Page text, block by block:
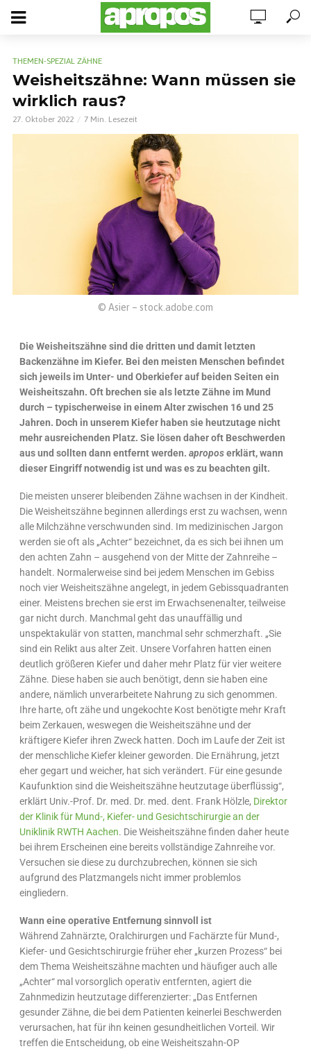
THEMEN-SPEZIAL ZÄHNE
Weisheitszähne: Wann müssen sie
wirklich raus?
27. Oktober 2022 7 Min. Lesezeit
© Asier – stock.adobe.com
Die Weisheitszähne sind die dritten und damit letzten
Backenzähne im Kiefer. Bei den meisten Menschen befindet
sich jeweils im Unter- und Oberkiefer auf beiden Seiten ein
Weisheitszahn. Oft brechen sie als letzte Zähne im Mund
durch – typischerweise in einem Alter zwischen 16 und 25
Jahren. Doch in unserem Kiefer haben sie heutzutage nicht
mehr ausreichenden Platz. Sie lösen daher oft Beschwerden
aus und sollten dann entfernt werden. aproposerklärt, wann
dieser Eingriff notwendig ist und was es zu beachten gilt.
Die meisten unserer bleibenden Zähne wachsen in der Kindheit.
Die Weisheitszähne beginnen allerdings erst zu wachsen, wenn
alle Milchzähne verschwunden sind. Im medizinischen Jargon
werden sie oft als „Achter“ bezeichnet, da es sich bei ihnen um
den achten Zahn – ausgehend von der Mitte der Zahnreihe –
handelt. Normalerweise sind bei jedem Menschen im Gebiss
noch vier Weisheitszähne angelegt, in jedem Gebissquadranten
einer. Meistens brechen sie erst im Erwachsenenalter, teilweise
gar nicht durch. Manchmal geht das unauffällig und
unspektakulär von statten, manchmal sehr schmerzhaft. „Sie
sind ein Relikt aus alter Zeit. Unsere Vorfahren hatten einen
deutlich größeren Kiefer und daher mehr Platz für vier weitere
Zähne. Diese haben sie auch benötigt, denn sie haben eine
andere, nämlich unverarbeitete Nahrung zu sich genommen.
Ihre harte, oft zähe und ungekochte Kost benötigte mehr Kraft
beim Zerkauen, weswegen die Weisheitszähne und der
kräftigere Kiefer ihren Zweck hatten. Doch im Laufe der Zeit ist
der menschliche Kiefer kleiner geworden. Die Ernährung, jetzt
eher gegart und weicher, hat sich verändert. Für eine gesunde
Kaufunktion sind die Weisheitszähne heutzutage überflüssig“,
erklärt Univ.-Prof. Dr. med. Dr. med. dent. Frank Hölzle, Direktor
der Klinik für Mund-, Kiefer- und Gesichtschirurgie an der
Uniklinik RWTH Aachen. Die Weisheitszähne finden daher heute
bei ihrem Erscheinen eine bereits vollständige Zahnreihe vor.
Versuchen sie diese zu durchzubrechen, können sie sich
aufgrund des Platzmangels nicht immer problemlos
eingliedern.
Wann eine operative Entfernung sinnvoll ist
Während Zahnärzte, Oralchirurgen und Fachärzte für Mund-,
Kiefer- und Gesichtschirurgie früher eher „kurzen Prozess“ bei
dem Thema Weisheitszähne machten und häufiger auch alle
„Achter“ mal vorsorglich operativ entfernten, agiert die
Zahnmedizin heutzutage differenzierter: „Das Entfernen
gesunder Zähne, die bei dem Patienten keinerlei Beschwerden
verursachen, hat für ihn keinen gesundheitlichen Vorteil. Wir
treffen die Entscheidung, ob eine Weisheitszahn-OP